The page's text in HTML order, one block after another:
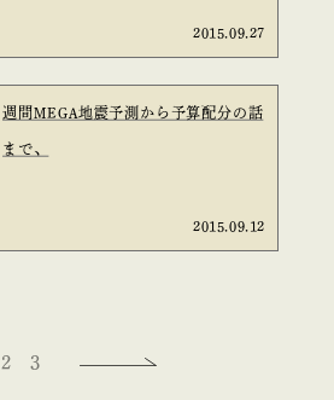
2015.09.27
週間MEGA地震予測から予算配分の話
まで、
2015.09.12
2 3